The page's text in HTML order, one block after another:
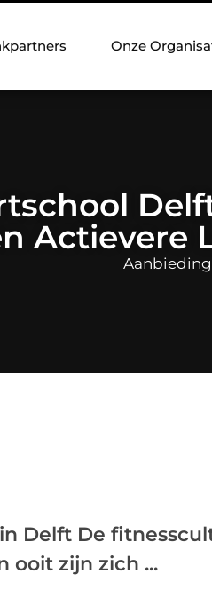
Onze
Actievere
Delft De
ooit zijn zich ...